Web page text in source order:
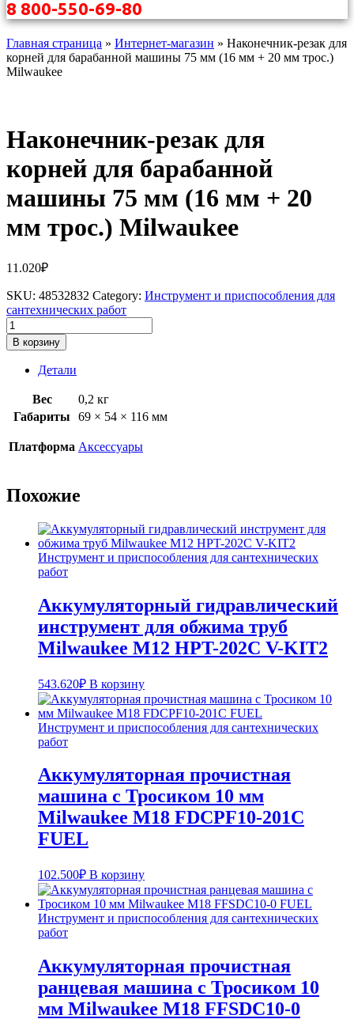
8 800-550-69-80
Главная страница » Интернет-магазин » Наконечник-резак для
корней для барабанной машины 75 мм (16 мм + 20 мм трос.)
Milwaukee
Наконечник-резак для
корней для барабанной
машины 75 мм (16 мм + 20
мм трос.) Milwaukee
11.020₽
SKU: 48532832 Category: Инструмент и приспособления для
сантехнических работ
Количество
товара
Наконечник-
резак
корней
барабанной
75
мм
Milwaukee
В корзину
Детали
Вес
0,2 кг
Габариты
69 × 54 × 116 мм
Платформа Аксессуары
Похожие
Инструмент и приспособления для сантехнических
работ
Аккумуляторный гидравлический
инструмент для обжима труб
Milwaukee M12 HPT-202C V-KIT2
543.620₽ В корзину
Инструмент и приспособления для сантехнических
работ
Аккумуляторная прочистная
машина с Тросиком 10 мм
Milwaukee M18 FDCPF10-201C
FUEL
102.500₽ В корзину
Инструмент и приспособления для сантехнических
работ
Аккумуляторная прочистная
ранцевая машина с Тросиком 10
мм Milwaukee M18 FFSDC10-0